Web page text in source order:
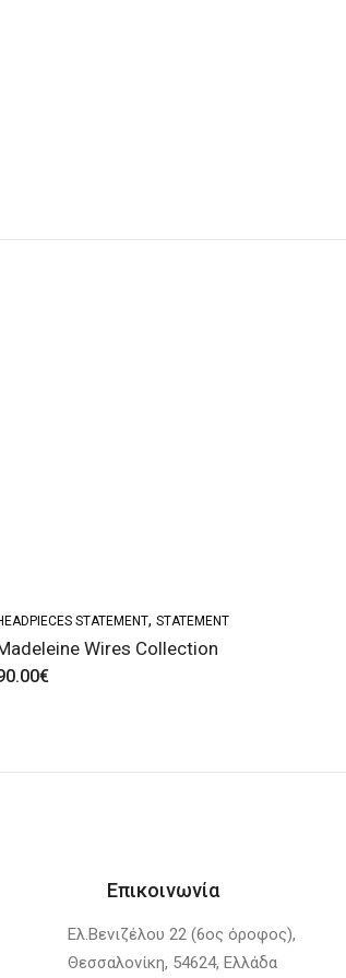
STATEMENT, STATEMENT
Wires Collection
€
Επικοινωνία
Ελ.Βενιζέλου 22 (6ος όροφος),
Θεσσαλονίκη, 54624, Ελλάδα